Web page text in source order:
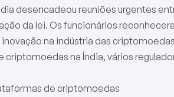
desencadeou reuniões urgentes
da lei. Os funcionários
na indústria das
na Índia, vários
de criptomoedas